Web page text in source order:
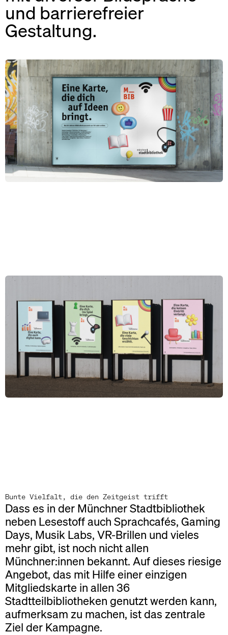
und barrierefreier
Gestaltung.
Bunte Vielfalt, die den Zeitgeist trifft
Dass es in der Münchner Stadtbibliothek
neben Lesestoff auch Sprachcafés, Gaming
Days, Musik Labs, VR-Brillen und vieles
mehr gibt, ist noch nicht allen
Münchner:innen bekannt. Auf dieses riesige
Angebot, das mit Hilfe einer einzigen
Mitgliedskarte in allen 36
Stadtteilbibliotheken genutzt werden kann,
aufmerksam zu machen, ist das zentrale
Ziel der Kampagne.